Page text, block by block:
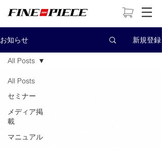
お知らせ 新規登録
All Posts
セミナー
メディア掲
載
マニュアル
All Posts